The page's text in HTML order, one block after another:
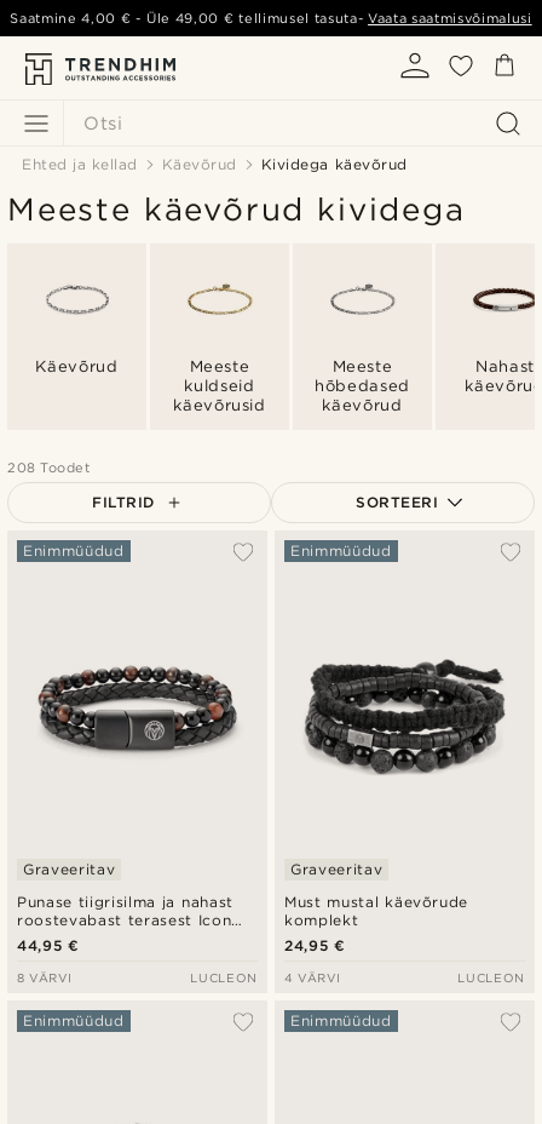
Otsi
Saatmine4,00 € - Üle 49,00 € tellimusel tasuta-Vaata saatmisvõimalusi
Ehted ja kellad Käevõrud Kividega käevõrud
Meeste käevõrud kividega
Käevõrud
Meeste
kuldseid
käevõrusid
Meeste
hõbedased
käevõrud
Nahast
208 Toodet
FILTRID SORTEERI
Populaarsed
Punase tiigrisilma ja nahast
roostevabast terasest Icon
käevõru
Enimmüüdud
Graveeritav
44,95 €
8 VÄRVI LUCLEON
Must mustal käevõrude
komplekt
Enimmüüdud
Graveeritav
24,95 €
4 VÄRVI LUCLEON
Enimmüüdud Enimmüüdud